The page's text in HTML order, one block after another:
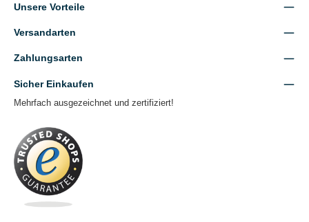
Unsere Vorteile
Versandarten
Zahlungsarten
Sicher Einkaufen
Mehrfach ausgezeichnet und zertifiziert!